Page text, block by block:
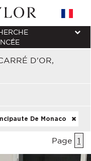
D'OR,
De Monaco
Page 1